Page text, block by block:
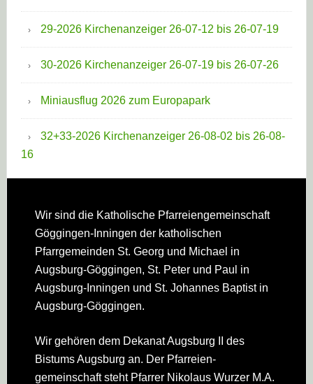
29-2026 Kirchenanzeiger 26-07-12 bis 26-07-19
30-2026 Kirchenanzeiger 26-07-19 bis 26-07-26
Miniausflug 2026 zum Europapark
32+33-2026 Kirchenanzeiger 26-08-02 bis 26-08-
16
Footer
Wir sind die Katholische Pfarreien­gemeinschaft
Göggingen-Inningen der katholischen
Pfarrgemeinden St. Georg und Michael in
Augsburg-Göggingen, St. Peter und Paul in
Augsburg-Inningen und St. Johannes Baptist in
Augsburg-Göggingen.
Wir gehören dem Dekanat Augsburg II des
Bistums Augsburg an. Der Pfarreien­
gemeinschaft steht Pfarrer Nikolaus Wurzer M.A.